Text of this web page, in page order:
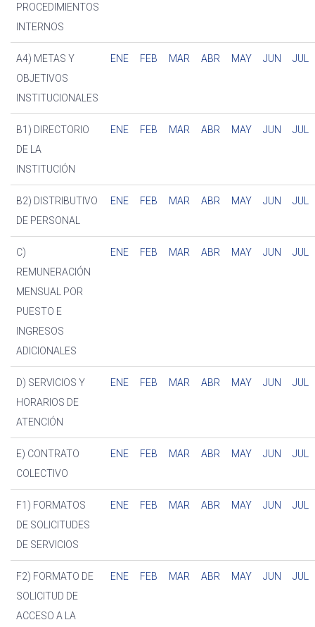
PROCEDIMIENTOS
INTERNOS
A4) METAS Y
OBJETIVOS
INSTITUCIONALES
ENE FEB MAR ABR MAY JUN JUL
B1) DIRECTORIO
DE LA
INSTITUCIÓN
ENE FEB MAR ABR MAY JUN JUL
B2) DISTRIBUTIVO
DE PERSONAL
ENE FEB MAR ABR MAY JUN JUL
C)
REMUNERACIÓN
MENSUAL POR
PUESTO E
INGRESOS
ADICIONALES
ENE FEB MAR ABR MAY JUN JUL
D) SERVICIOS Y
HORARIOS DE
ATENCIÓN
ENE FEB MAR ABR MAY JUN JUL
E) CONTRATO
COLECTIVO
ENE FEB MAR ABR MAY JUN JUL
F1) FORMATOS
DE SOLICITUDES
DE SERVICIOS
ENE FEB MAR ABR MAY JUN JUL
F2) FORMATO DE
SOLICITUD DE
ACCESO A LA
ENE FEB MAR ABR MAY JUN JUL